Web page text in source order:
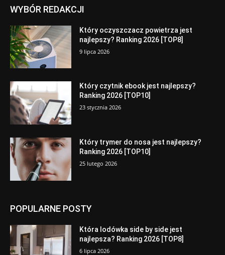
WYBÓR REDAKCJI
Który oczyszczacz powietrza jest
najlepszy? Ranking 2026 [TOP8]
9 lipca 2026
Który czytnik ebook jest najlepszy?
Ranking 2026 [TOP10]
23 stycznia 2026
Który trymer do nosa jest najlepszy?
Ranking 2026 [TOP10]
25 lutego 2026
POPULARNE POSTY
Która lodówka side by side jest
najlepsza? Ranking 2026 [TOP8]
6 lipca 2026